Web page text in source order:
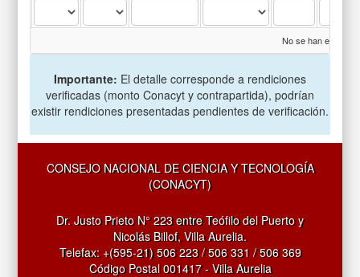
No se han
Importante: El detalle corresponde a rendiciones
verificadas (monto Conacyt y contrapartida), podrían
existir rendiciones presentadas pendientes de verificación.
CONSEJO NACIONAL DE CIENCIA Y TECNOLOGÍA
(CONACYT)
Dr. Justo Prieto N° 223 entre Teófilo del Puerto y
Nicolás Billof, Villa Aurelia.
Telefax: +(595-21) 506 223 / 506 331 / 506 369
Código Postal 001417 - Villa Aurelia